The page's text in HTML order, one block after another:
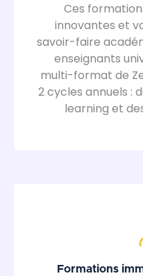
Ces
innovantes et
savoir-faire
enseignants
multi-format de
2 cycles annuels :
learning et
Formations